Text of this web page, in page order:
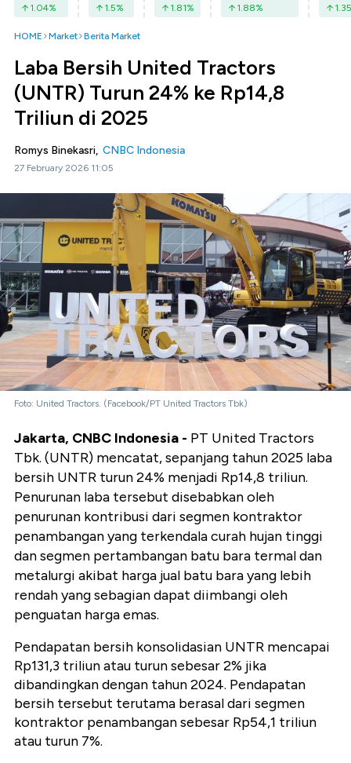
1.04% 1.5% 1.81% 1.88% 1.35
HOME Market Berita Market
Laba Bersih United Tractors
(UNTR) Turun 24% ke Rp14,8
Triliun di 2025
Romys Binekasri, CNBC Indonesia
27 February 2026 11:05
Foto: United Tractors. (Facebook/PT United Tractors Tbk)
Jakarta, CNBC Indonesia - PT United Tractors
Tbk. (UNTR) mencatat, sepanjang tahun 2025 laba
bersih UNTR turun 24% menjadi Rp14,8 triliun.
Penurunan laba tersebut disebabkan oleh
penurunan kontribusi dari segmen kontraktor
penambangan yang terkendala curah hujan tinggi
dan segmen pertambangan batu bara termal dan
metalurgi akibat harga jual batu bara yang lebih
rendah yang sebagian dapat diimbangi oleh
penguatan harga emas.
Pendapatan bersih konsolidasian UNTR mencapai
Rp131,3 triliun atau turun sebesar 2% jika
dibandingkan dengan tahun 2024. Pendapatan
bersih tersebut terutama berasal dari segmen
kontraktor penambangan sebesar Rp54,1 triliun
atau turun 7%.